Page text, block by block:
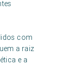
com
a raiz
e a